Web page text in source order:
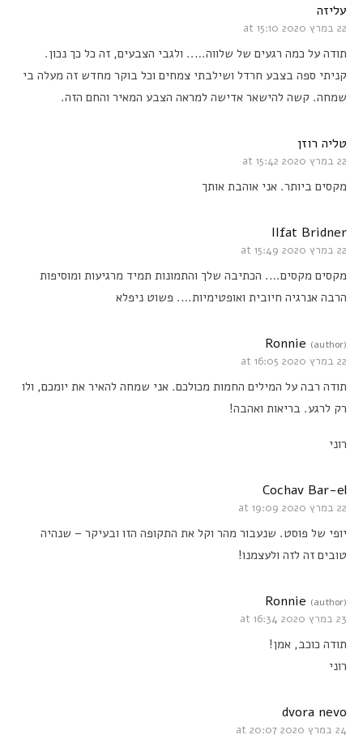
עליזה
22 במרץ 2020 at 15:10
תודה על כמה רגעים של שלווה….. ולגבי הצבעים, זה כל כך נכון.
קניתי ספה בצבע חרדל ושילבתי צמחים וכל בוקר מחדש זה מעלה בי
שמחה. קשה להישאר אדישה למראה הצבע המאיר והחם הזה.
טליה רוזן
22 במרץ 2020 at 15:42
מקסים ביותר. אני אוהבת אותך
IIfat Bridner
22 במרץ 2020 at 15:49
מקסים מקסים…. הכתיבה שלך והתמונות תמיד מרגיעות ומוסיפות
הרבה אנרגיה חיובית ואופטימיות…. פשוט ניפלא
Ronnie (author)
22 במרץ 2020 at 16:05
תודה רבה על המילים החמות מכולכם. אני שמחה להאיר את יומכם, ולו
רק לרגע. בריאות ואהבה!
רוני
Cochav Bar-el
22 במרץ 2020 at 19:09
יופי של פוסט. שנעבור מהר וקל את התקופה הזו ובעיקר – שנהיה
טובים זה לזה ולעצמנו!
Ronnie (author)
23 במרץ 2020 at 16:34
תודה כוכב, אמן!
רוני
dvora nevo
24 במרץ 2020 at 20:07